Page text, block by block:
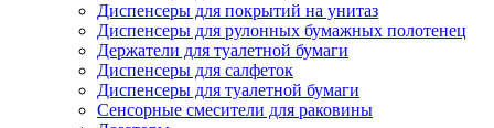
Диспенсеры для покрытий на унитаз
Диспенсеры для рулонных бумажных полотенец
Держатели для туалетной бумаги
Диспенсеры для салфеток
Диспенсеры для туалетной бумаги
Сенсорные смесители для раковины